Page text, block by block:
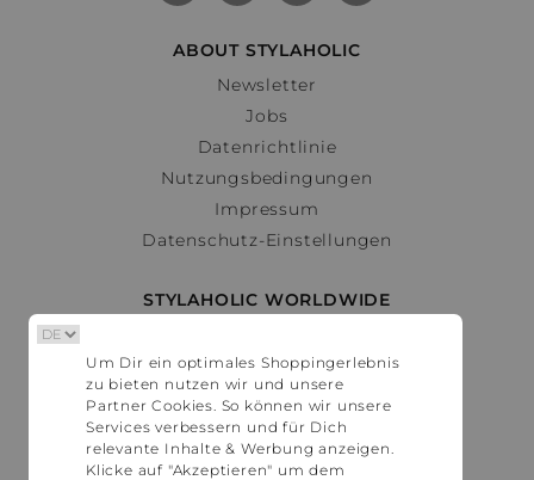
ABOUT STYLAHOLIC
Newsletter
Jobs
Datenrichtlinie
Nutzungsbedingungen
Impressum
Datenschutz-Einstellungen
STYLAHOLIC WORLDWIDE
Österreich
Schweiz
France
United States
Um Dir ein optimales Shoppingerlebnis
zu bieten nutzen wir und unsere
Partner Cookies. So können wir unsere
Services verbessern und für Dich
relevante Inhalte & Werbung anzeigen.
Klicke auf "Akzeptieren" um dem